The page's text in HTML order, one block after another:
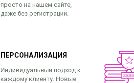
просто на нашем сайте,
даже без регистрации.
ПЕРСОНАЛИЗАЦИЯ
Индивидуальный подход к
каждому клиенту. Новые